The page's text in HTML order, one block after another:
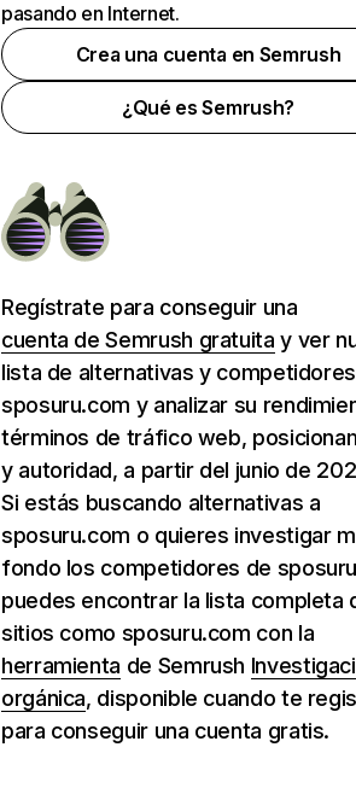
pasando en Internet.
Crea una cuenta en Semrush
¿Qué es Semrush?
Regístrate para conseguir una
cuenta de Semrush gratuita y ver
lista de alternativas y
sposuru.com y analizar su
términos de tráfico web,
y autoridad, a partir del junio de
Si estás buscando alternativas a
sposuru.com o quieres investigar
fondo los competidores de
puedes encontrar la lista completa
sitios como sposuru.com con la
herramienta de Semrush
orgánica, disponible cuando te
para conseguir una cuenta gratis.